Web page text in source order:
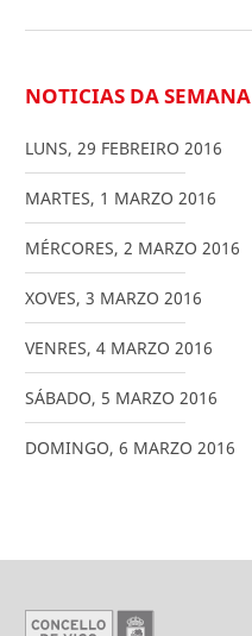
NOTICIAS DA SEMANA
LUNS, 29 FEBREIRO 2016
MARTES, 1 MARZO 2016
MÉRCORES, 2 MARZO 2016
XOVES, 3 MARZO 2016
VENRES, 4 MARZO 2016
SÁBADO, 5 MARZO 2016
DOMINGO, 6 MARZO 2016